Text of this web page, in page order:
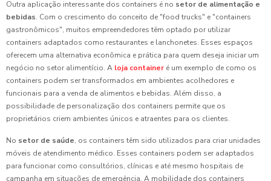
Outra aplicação interessante dos containers é no setor de alimentação e
bebidas. Com o crescimento do conceito de "food trucks" e "containers
gastronômicos", muitos empreendedores têm optado por utilizar
containers adaptados como restaurantes e lanchonetes. Esses espaços
oferecem uma alternativa econômica e prática para quem deseja iniciar um
negócio no setor alimentício. A loja container é um exemplo de como os
containers podem ser transformados em ambientes acolhedores e
funcionais para a venda de alimentos e bebidas. Além disso, a
possibilidade de personalização dos containers permite que os
proprietários criem ambientes únicos e atraentes para os clientes.
No setor de saúde, os containers têm sido utilizados para criar unidades
móveis de atendimento médico. Esses containers podem ser adaptados
para funcionar como consultórios, clínicas e até mesmo hospitais de
campanha em situações de emergência. A mobilidade dos containers